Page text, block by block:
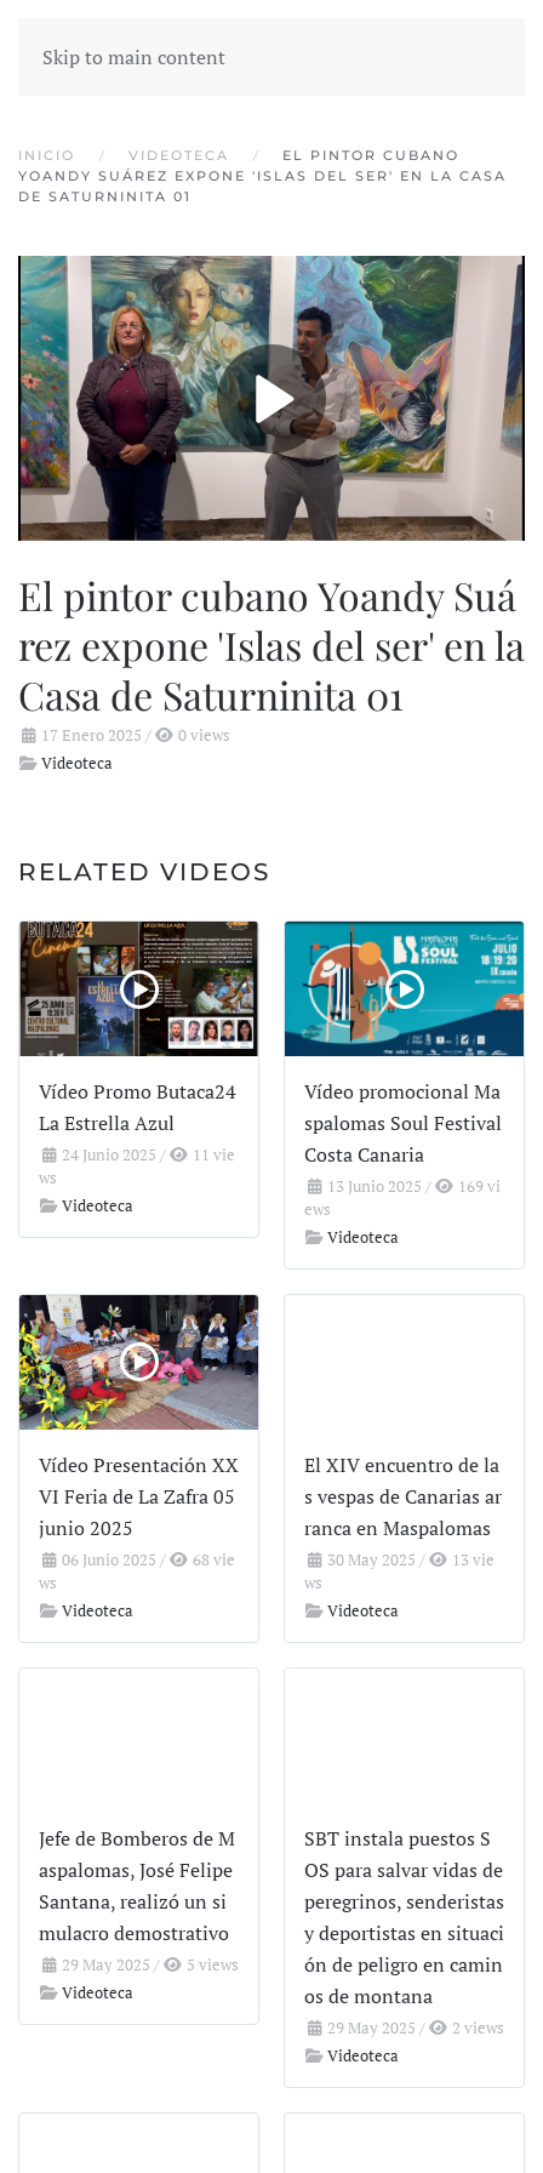
Skip to main content
INICIO VIDEOTECA
EL PINTOR CUBANO
YOANDY SUÁREZ EXPONE 'ISLAS DEL SER' EN LA CASA
DE SATURNINITA 01
El pintor cubano Yoandy Suá
rez expone 'Islas del ser' en la
Casa de Saturninita 01
17 Enero 2025 /
0 views
Videoteca
RELATED VIDEOS
Vídeo Promo Butaca24
La Estrella Azul
24 Junio 2025 /
11 vie
ws
Videoteca
Vídeo promocional Ma
spalomas Soul Festival
Costa Canaria
13 Junio 2025 /
169 vi
ews
Videoteca
Vídeo Presentación XX
VI Feria de La Zafra 05
junio 2025
06 Junio 2025 /
68 vie
ws
Videoteca
El XIV encuentro de la
s vespas de Canarias ar
ranca en Maspalomas
30 May 2025 /
13 vie
ws
Videoteca
Jefe de Bomberos de M
aspalomas, José Felipe
Santana, realizó un si
mulacro demostrativo
29 May 2025 /
5 views
Videoteca
SBT instala puestos S
OS para salvar vidas de
peregrinos, senderistas
y deportistas en situaci
ón de peligro en camin
os de montana
29 May 2025 /
2 views
Videoteca